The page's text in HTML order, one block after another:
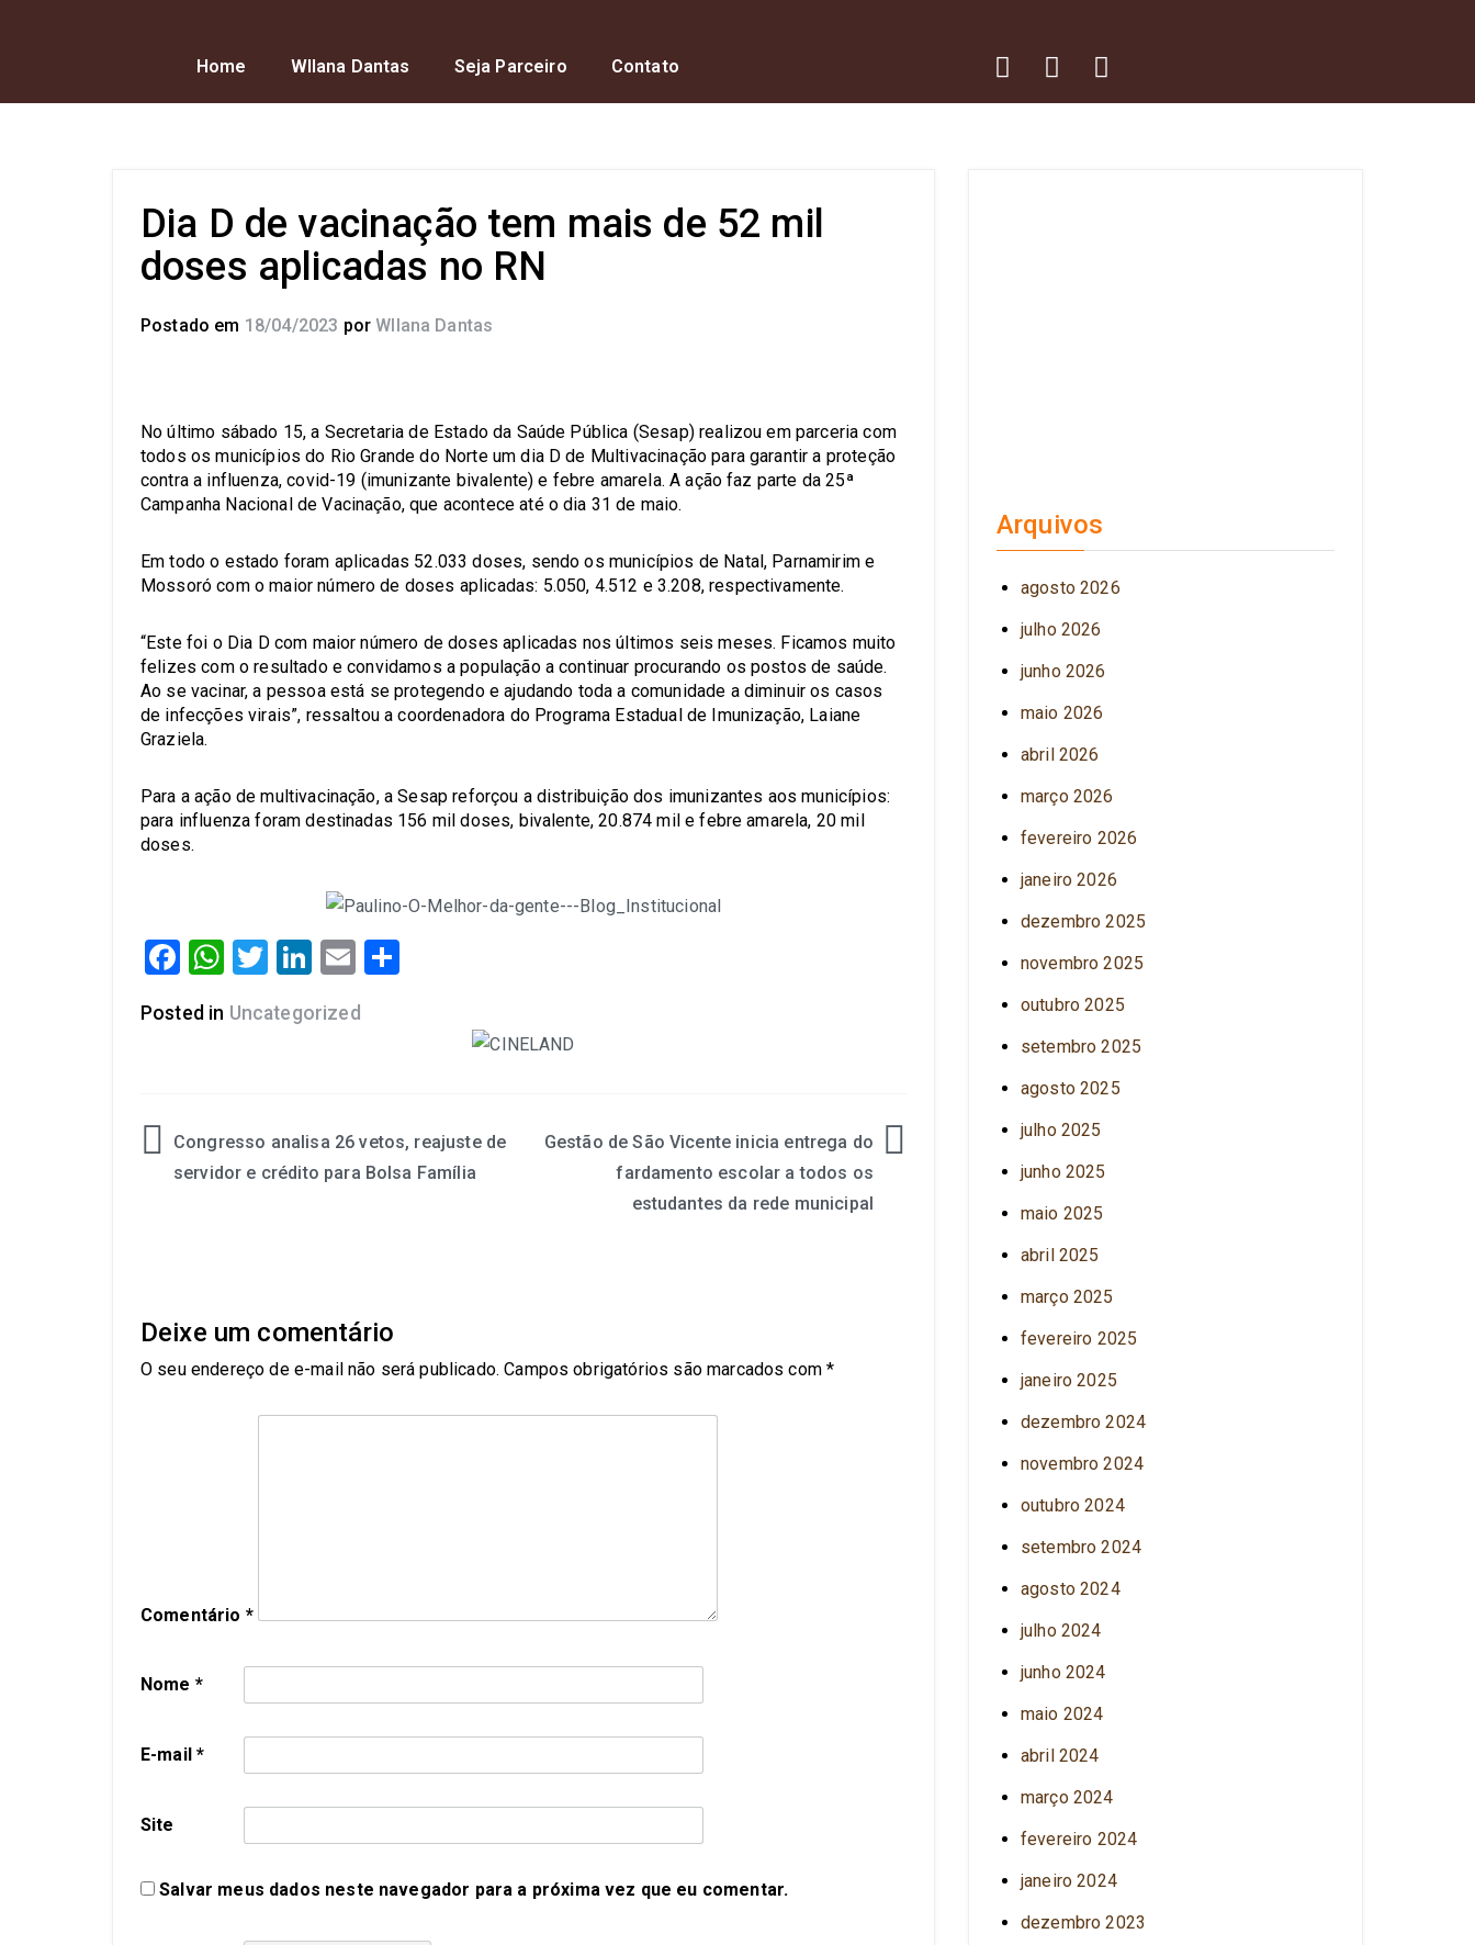
Home Wllana Dantas Seja Parceiro Contato
Dia D de vacinação tem mais de 52 mil
doses aplicadas no RN
Postado em 18/04/2023 por Wllana Dantas
No último sábado 15, a Secretaria de Estado da Saúde Pública (Sesap) realizou em parceria com
todos os municípios do Rio Grande do Norte um dia D de Multivacinação para garantir a proteção
contra a influenza, covid-19 (imunizante bivalente) e febre amarela. A ação faz parte da 25ª
Campanha Nacional de Vacinação, que acontece até o dia 31 de maio.
Em todo o estado foram aplicadas 52.033 doses, sendo os municípios de Natal, Parnamirim e
Mossoró com o maior número de doses aplicadas: 5.050, 4.512 e 3.208, respectivamente.
“Este foi o Dia D com maior número de doses aplicadas nos últimos seis meses. Ficamos muito
felizes com o resultado e convidamos a população a continuar procurando os postos de saúde.
Ao se vacinar, a pessoa está se protegendo e ajudando toda a comunidade a diminuir os casos
de infecções virais”, ressaltou a coordenadora do Programa Estadual de Imunização, Laiane
Graziela.
Para a ação de multivacinação, a Sesap reforçou a distribuição dos imunizantes aos municípios:
para influenza foram destinadas 156 mil doses, bivalente, 20.874 mil e febre amarela, 20 mil
doses.
Facebook
WhatsApp
Twitter
LinkedIn
Email
Posted in Uncategorized
Congresso analisa 26 vetos, reajuste de
servidor e crédito para Bolsa Família
Gestão de São Vicente inicia entrega do
fardamento escolar a todos os
estudantes da rede municipal
Deixe um comentário
O seu endereço de e-mail não será publicado. Campos obrigatórios são marcados com*
Comentário *
Nome *
E-mail*
Site
Salvar meus dados neste navegador para a próxima vez que eu comentar.
Arquivos
agosto 2026
julho 2026
junho 2026
maio 2026
abril 2026
março 2026
fevereiro 2026
janeiro 2026
dezembro 2025
novembro 2025
outubro 2025
setembro 2025
agosto 2025
julho 2025
junho 2025
maio 2025
abril 2025
março 2025
fevereiro 2025
janeiro 2025
dezembro 2024
novembro 2024
outubro 2024
setembro 2024
agosto 2024
julho 2024
junho 2024
maio 2024
abril 2024
março 2024
fevereiro 2024
janeiro 2024
dezembro 2023